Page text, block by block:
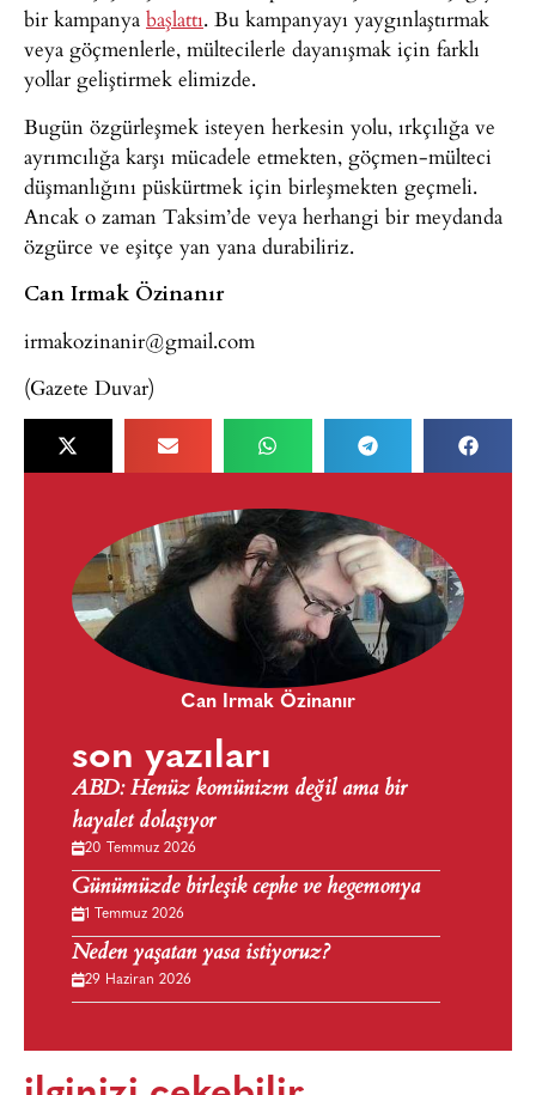
bir kampanya başlattı. Bu kampanyayı yaygınlaştırmak
veya göçmenlerle, mültecilerle dayanışmak için farklı
yollar geliştirmek elimizde.
Bugün özgürleşmek isteyen herkesin yolu, ırkçılığa ve
ayrımcılığa karşı mücadele etmekten, göçmen-mülteci
düşmanlığını püskürtmek için birleşmekten geçmeli.
Ancak o zaman Taksim’de veya herhangi bir meydanda
özgürce ve eşitçe yan yana durabiliriz.
Can Irmak Özinanır
irmakozinanir@gmail.com
(Gazete Duvar)
Can Irmak Özinanır
son yazıları
ABD: Henüz komünizm değil ama bir
hayalet dolaşıyor
20 Temmuz 2026
Günümüzde birleşik cephe ve hegemonya
1 Temmuz 2026
Neden yaşatan yasa istiyoruz?
29 Haziran 2026